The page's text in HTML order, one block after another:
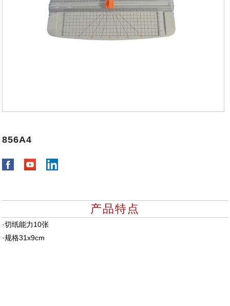
856A4
产品特点
·切纸能力10张
·规格31x9cm